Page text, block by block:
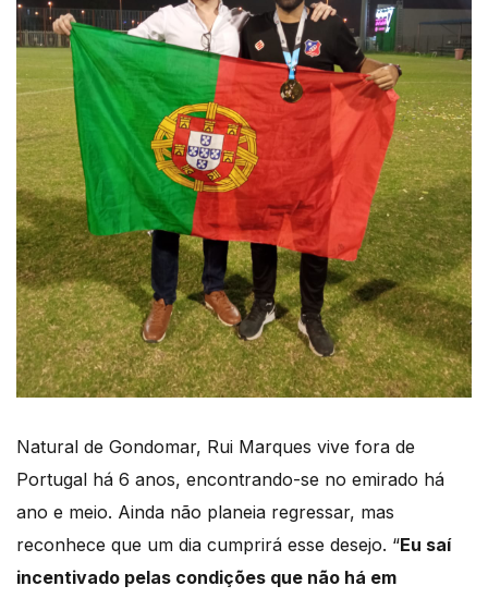
Natural de Gondomar, Rui Marques vive fora de
Portugal há 6 anos, encontrando-se no emirado há
ano e meio. Ainda não planeia regressar, mas
reconhece que um dia cumprirá esse desejo. “Eu saí
incentivado pelas condições que não há em